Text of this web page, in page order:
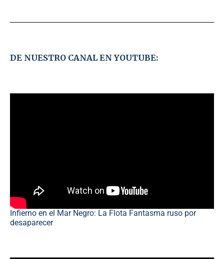
DE NUESTRO CANAL EN YOUTUBE:
Infierno en el Mar Negro: La Flota Fantasma ruso por
desaparecer